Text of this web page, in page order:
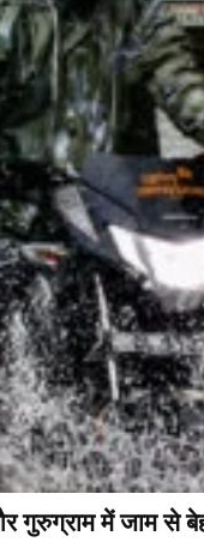
गुरुग्राम में जाम से